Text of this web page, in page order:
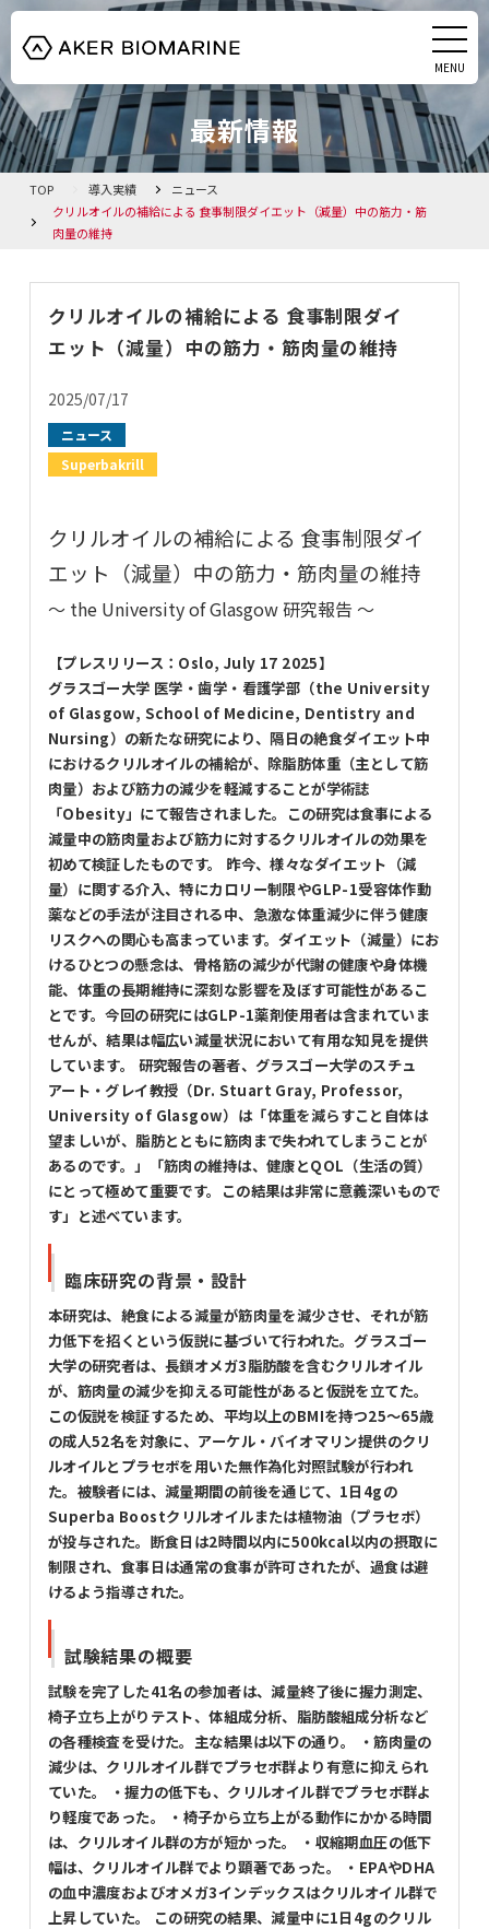
MENU
最新情報
CLOSE
HOME
クリルオイル
会社概要
資料ダウンロード
TOP 導入実績
ニュース
クリルオイルの補給による 食事制限ダイエット（減量）中の筋力・筋
肉量の維持
クリルオイルの補給による 食事制限ダイ
エット（減量）中の筋力・筋肉量の維持
2025/07/17
ニュース
Superbakrill
クリルオイルの補給による 食事制限ダイ
エット（減量）中の筋力・筋肉量の維持
～ the University of Glasgow 研究報告 ～
【プレスリリース：Oslo, July 17 2025】
グラスゴー大学 医学・歯学・看護学部（the University
of Glasgow, School of Medicine, Dentistry and
Nursing）の新たな研究により、隔日の絶食ダイエット中
におけるクリルオイルの補給が、除脂肪体重（主として筋
肉量）および筋力の減少を軽減することが学術誌
「Obesity」にて報告されました。この研究は食事による
減量中の筋肉量および筋力に対するクリルオイルの効果を
初めて検証したものです。 昨今、様々なダイエット（減
量）に関する介入、特にカロリー制限やGLP-1受容体作動
薬などの手法が注目される中、急激な体重減少に伴う健康
リスクへの関心も高まっています。ダイエット（減量）にお
けるひとつの懸念は、骨格筋の減少が代謝の健康や身体機
能、体重の長期維持に深刻な影響を及ぼす可能性があるこ
とです。今回の研究にはGLP-1薬剤使用者は含まれていま
せんが、結果は幅広い減量状況において有用な知見を提供
しています。 研究報告の著者、グラスゴー大学のスチュ
アート・グレイ教授（Dr. Stuart Gray, Professor,
University of Glasgow）は「体重を減らすこと自体は
望ましいが、脂肪とともに筋肉まで失われてしまうことが
あるのです。」「筋肉の維持は、健康とQOL（生活の質）
にとって極めて重要です。この結果は非常に意義深いもので
す」と述べています。
臨床研究の背景・設計
本研究は、絶食による減量が筋肉量を減少させ、それが筋
力低下を招くという仮説に基づいて行われた。グラスゴー
大学の研究者は、長鎖オメガ3脂肪酸を含むクリルオイル
が、筋肉量の減少を抑える可能性があると仮説を立てた。
この仮説を検証するため、平均以上のBMIを持つ25〜65歳
の成人52名を対象に、アーケル・バイオマリン提供のクリ
ルオイルとプラセボを用いた無作為化対照試験が行われ
た。被験者には、減量期間の前後を通じて、1日4gの
Superba Boostクリルオイルまたは植物油（プラセボ）
が投与された。断食日は2時間以内に500kcal以内の摂取に
制限され、食事日は通常の食事が許可されたが、過食は避
けるよう指導された。
試験結果の概要
試験を完了した41名の参加者は、減量終了後に握力測定、
椅子立ち上がりテスト、体組成分析、脂肪酸組成分析など
の各種検査を受けた。主な結果は以下の通り。 ・筋肉量の
減少は、クリルオイル群でプラセボ群より有意に抑えられ
ていた。 ・握力の低下も、クリルオイル群でプラセボ群よ
り軽度であった。 ・椅子から立ち上がる動作にかかる時間
は、クリルオイル群の方が短かった。 ・収縮期血圧の低下
幅は、クリルオイル群でより顕著であった。 ・EPAやDHA
の血中濃度およびオメガ3インデックスはクリルオイル群で
上昇していた。 この研究の結果、減量中に1日4gのクリル